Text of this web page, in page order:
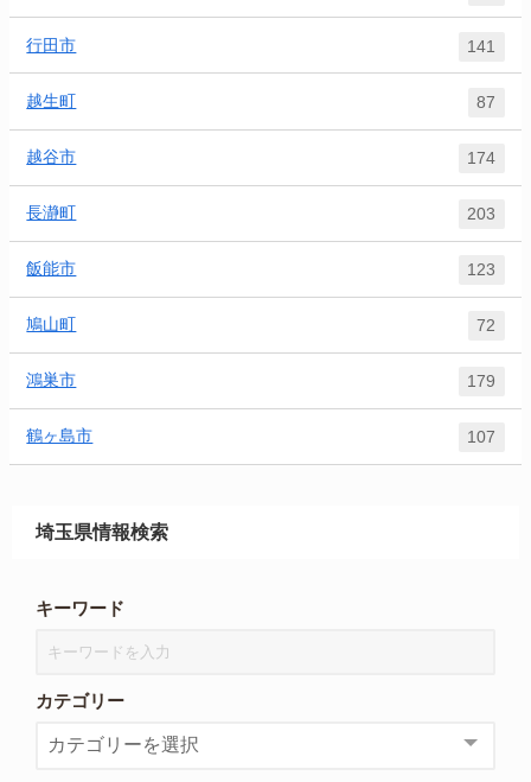
行田市 141
越生町 87
越谷市 174
長瀞町 203
飯能市 123
鳩山町 72
鴻巣市 179
鶴ヶ島市 107
埼玉県情報検索
キーワード
カテゴリー